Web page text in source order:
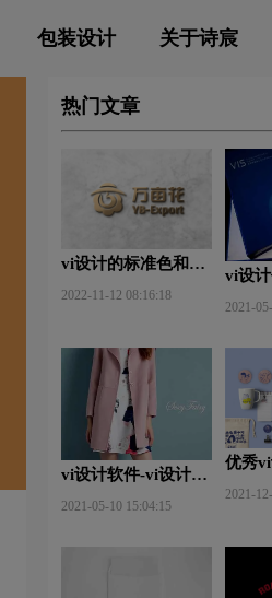
包装设计 关于诗宸
热门文章
vi设计的标准色和辅
2022-11-12 08:16:18
vi设
2021-
vi设计软件-vi设计用
2021-05-10 15:04:15
优秀
2021-